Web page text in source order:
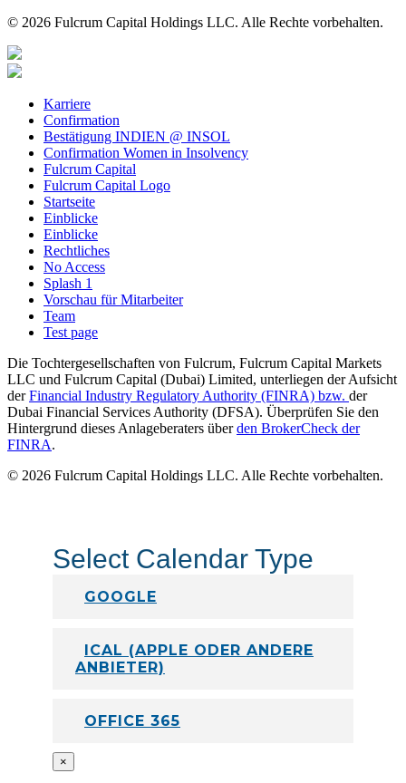
© 2026 Fulcrum Capital Holdings LLC. Alle Rechte vorbehalten.
Karriere
Confirmation
Bestätigung INDIEN @ INSOL
Confirmation Women in Insolvency
Fulcrum Capital
Fulcrum Capital Logo
Startseite
Einblicke
Einblicke
Rechtliches
No Access
Splash 1
Vorschau für Mitarbeiter
Team
Test page
Die Tochtergesellschaften von Fulcrum, Fulcrum Capital Markets
LLC und Fulcrum Capital (Dubai) Limited, unterliegen der Aufsicht
derFinancial Industry Regulatory Authority (FINRA) bzw. der
Dubai Financial Services Authority (DFSA). Überprüfen Sie den
Hintergrund dieses Anlageberaters überden BrokerCheck der
FINRA.
© 2026 Fulcrum Capital Holdings LLC. Alle Rechte vorbehalten.
Select Calendar Type
GOOGLE
ICAL (APPLE ODER ANDERE
ANBIETER)
OFFICE 365
×